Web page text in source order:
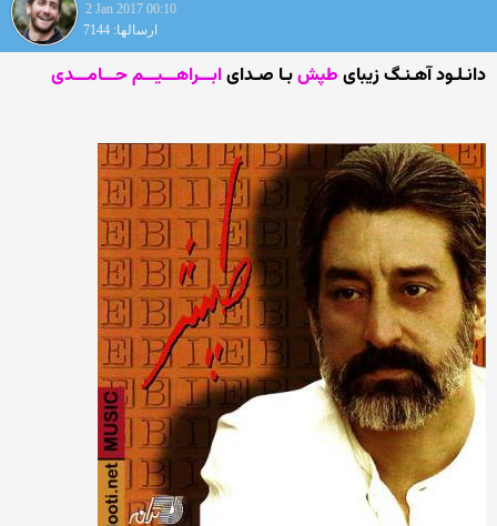
2 Jan 2017 00:10
ارسالها: 7144
دانـلـود آهـنـگ زیبای طپشبـا صـدایابـــراهـــیـــم حـــامـــدی